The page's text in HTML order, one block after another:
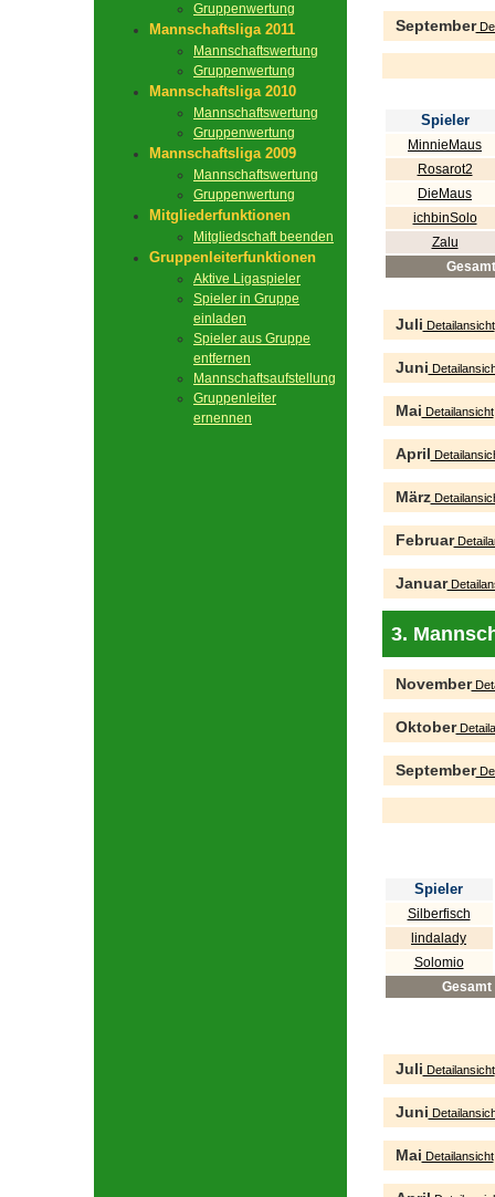
Gruppenwertung
Mannschaftsliga 2011
Mannschaftswertung
Gruppenwertung
Mannschaftsliga 2010
Mannschaftswertung
Gruppenwertung
Mannschaftsliga 2009
Mannschaftswertung
Gruppenwertung
Mitgliederfunktionen
Mitgliedschaft beenden
Gruppenleiterfunktionen
Aktive Ligaspieler
Spieler in Gruppe
einladen
Spieler aus Gruppe
entfernen
Mannschaftsaufstellung
Gruppenleiter
ernennen
September
Spieler
MinnieMaus
Rosarot2
DieMaus
ichbinSolo
Zalu
Gesamt
Juli Detailansicht
Juni
Mai Detailansicht
April
März
Februar
Januar
3.
November
Oktober
September
Spieler
Silberfisch
lindalady
Solomio
Gesamt
Juli Detailansicht
Juni
Mai Detailansicht